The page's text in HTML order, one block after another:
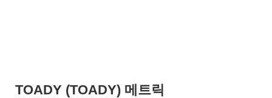
TOADY (TOADY) 메트릭
TOADY의 가격 범위 기록은 무엇인가요?